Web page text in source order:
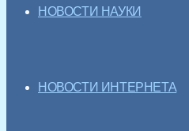
НОВОСТИ НАУКИ
НОВОСТИ ИНТЕРНЕТА